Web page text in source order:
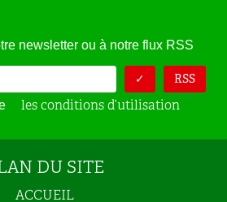
newsletter ou à notre flux RSS
RSS
les conditions d’utilisation
DU SITE
ACCUEIL